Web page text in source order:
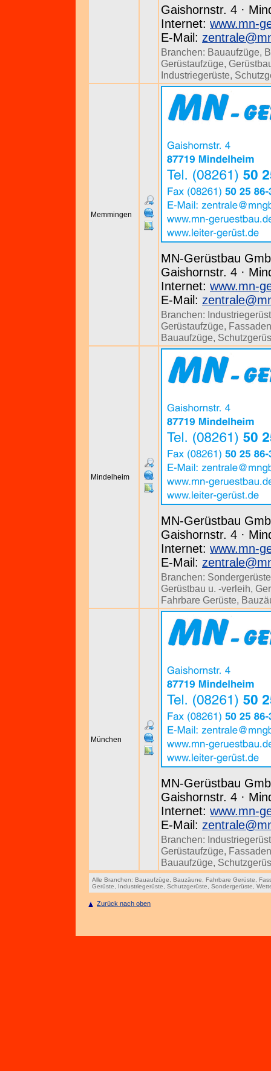
Gaishornstr. 4 ·
Internet: www.mn-
E-Mail:
Branchen: Bauaufzüge,
Gerüstaufzüge,
Industriegerüste,
Memmingen
MN-Gerüstbau
Gaishornstr. 4 ·
Internet: www.mn-
E-Mail:
Branchen:
Gerüstaufzüge,
Bauaufzüge,
Mindelheim
MN-Gerüstbau
Gaishornstr. 4 ·
Internet: www.mn-
E-Mail:
Branchen: Sondergerüste
Gerüstbau u. -verleih,
Fahrbare Gerüste,
München
MN-Gerüstbau
Gaishornstr. 4 ·
Internet: www.mn-
E-Mail:
Branchen:
Gerüstaufzüge,
Bauaufzüge,
Alle Branchen: Bauaufzüge Bauzäune Fahrbare Gerüste
Gerüste
Industriegerüste Schutzgerüste Sondergerüste
Zurück nach oben